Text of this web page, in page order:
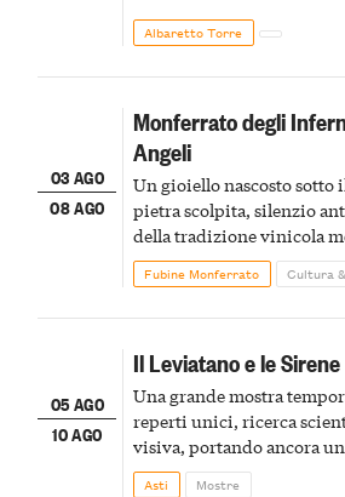
Albaretto Torre
03 AGO
08 AGO
Monferrato degli
Angeli
Un gioiello nascosto
pietra scolpita, silenzio
della tradizione vinicola
Fubine Monferrato Cultura
05 AGO
10 AGO
Il Leviatano e le Sirene
Una grande mostra
reperti unici, ricerca
visiva, portando ancora
della scena le meraviglie
Asti Mostre